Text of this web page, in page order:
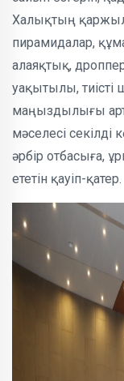
Халықтың
пирамидалар,
алаяқтық,
уақытылы,
маңыздылығы
мәселесі секілді
әрбір отбасыға,
ететін қауіп-қатер.